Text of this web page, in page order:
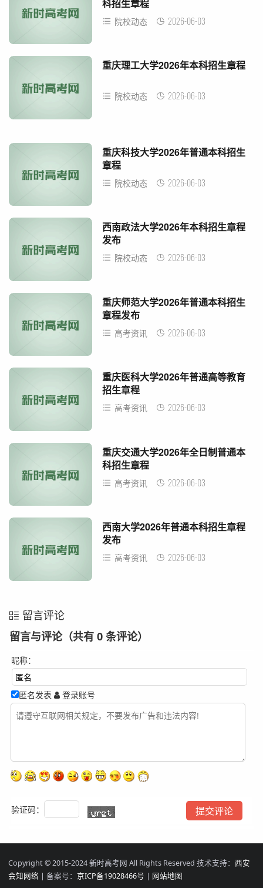
科招生章程
院校动态 2026-06-03
重庆理工大学2026年本科招生章程
院校动态 2026-06-03
重庆科技大学2026年普通本科招生
章程
院校动态 2026-06-03
西南政法大学2026年本科招生章程
发布
院校动态 2026-06-03
重庆师范大学2026年普通本科招生
章程发布
高考资讯 2026-06-03
重庆医科大学2026年普通高等教育
招生章程
高考资讯 2026-06-03
重庆交通大学2026年全日制普通本
科招生章程
高考资讯 2026-06-03
西南大学2026年普通本科招生章程
发布
高考资讯 2026-06-03
留言评论
留言与评论（共有 0 条评论）
昵称：
匿名发表 登录账号
验证码：
Copyright © 2015-2024 新时高考网 All Rights Reserved 技术支持： 西安
会知网络 | 备案号： 京ICP备19028466号 | 网站地图